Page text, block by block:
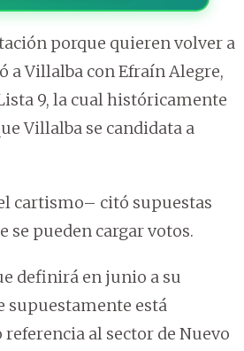
porque quieren volver a
a Villalba con Efraín Alegre,
9, la cual históricamente
Villalba se candidata a
cartismo– citó supuestas
pueden cargar votos.
definirá en junio a su
supuestamente está
al sector de Nuevo